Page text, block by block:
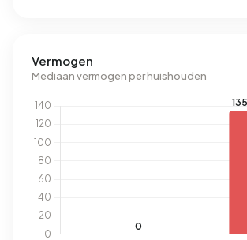
Vermogen
Mediaan vermogen per huishouden